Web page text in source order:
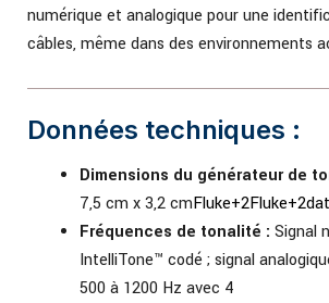
numérique et analogique pour une
câbles, même dans des environnements
Données techniques :
Dimensions du générateur de
7,5 cm x 3,2 cmFluke+2Fluke+2
Fréquences de tonalité : Signal
IntelliTone™ codé ; signal
500 à 1200 Hz avec 4